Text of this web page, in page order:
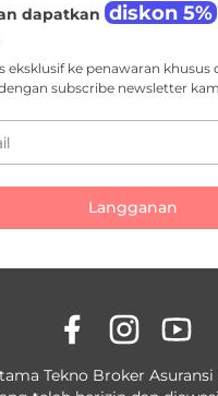
dapatkan diskon 5%
eksklusif ke penawaran
subscribe newsletter
Langganan
Tekno Broker